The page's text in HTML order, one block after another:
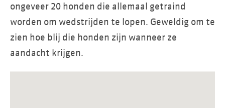
ongeveer 20 honden die allemaal getraind
worden om wedstrijden te lopen. Geweldig om te
zien hoe blij die honden zijn wanneer ze
aandacht krijgen.